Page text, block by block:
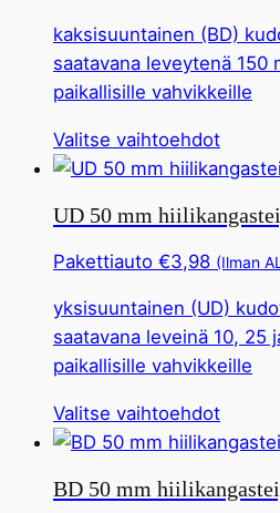
valita
kaksisuuntainen (BD)
saatavana leveytenä 150
paikallisille vahvikkeille
Valitse vaihtoehdotTällä
useita
valita
UD 50 mm
Pakettiauto €3,98 (Ilman
yksisuuntainen (UD)
saatavana leveinä 10, 25
paikallisille vahvikkeille
Valitse vaihtoehdotTällä
useita
BD 50 mm